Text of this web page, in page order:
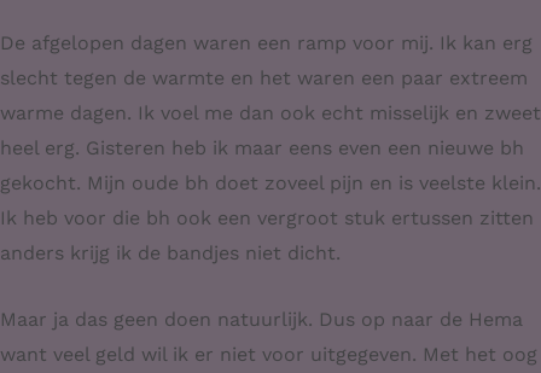
De afgelopen dagen waren een ramp voor mij. Ik kan erg
slecht tegen de warmte en het waren een paar extreem
warme dagen. Ik voel me dan ook echt misselijk en zweet
heel erg. Gisteren heb ik maar eens even een nieuwe bh
gekocht. Mijn oude bh doet zoveel pijn en is veelste klein.
Ik heb voor die bh ook een vergroot stuk ertussen zitten
anders krijg ik de bandjes niet dicht.
Maar ja das geen doen natuurlijk. Dus op naar de Hema
want veel geld wil ik er niet voor uitgegeven. Met het oog